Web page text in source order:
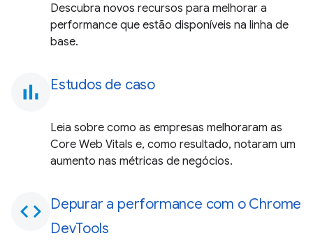
Descubra novos recursos para melhorar a
performance que estão disponíveis na linha de
base.
bar_chart Estudos de caso
Leia sobre como as empresas melhoraram as
Core Web Vitals e, como resultado, notaram um
aumento nas métricas de negócios.
code Depurar a performance com o Chrome
DevTools